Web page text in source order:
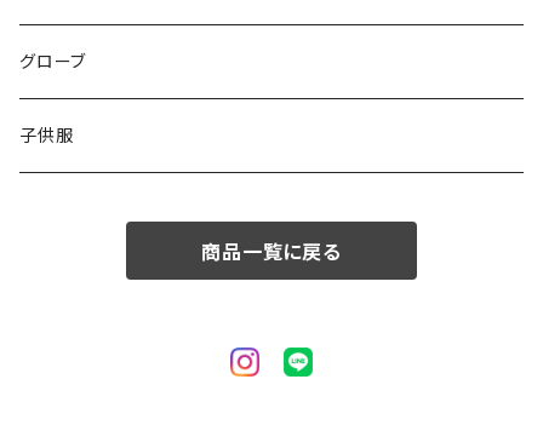
50/XL～
48/L
50/XL～
46/M
48/L
グローブ
子供服
商品一覧に戻る